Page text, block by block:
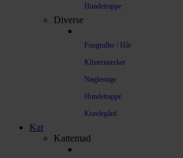
Hundetrappe
Diverse
Fnugruller / Hår
Klistermærker
Nøgleringe
Hundetrappe
Kravlegård
Kat
Kattemad